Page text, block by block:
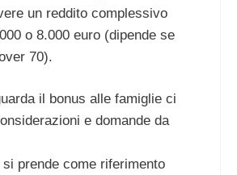
un reddito complessivo
o 8.000 euro (dipende se
70).
il bonus alle famiglie ci
e domande da
prende come riferimento